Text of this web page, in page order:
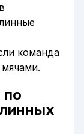
команда
по